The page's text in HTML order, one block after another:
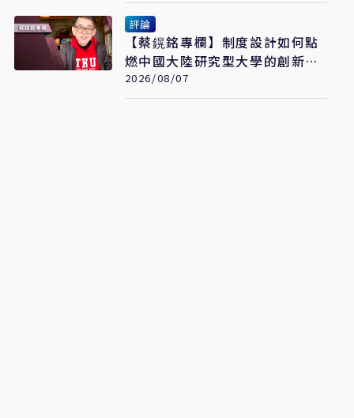
評論
【蔡鎤銘專欄】制度設計如何點
燃中國大陸研究型大學的創新引
擎
2026/08/07